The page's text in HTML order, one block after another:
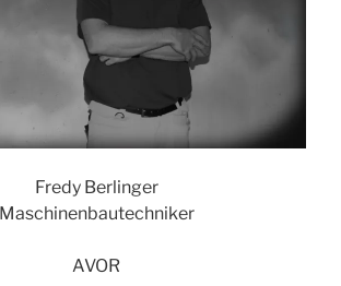
Fredy Berlinger
Maschinenbautechniker
AVOR